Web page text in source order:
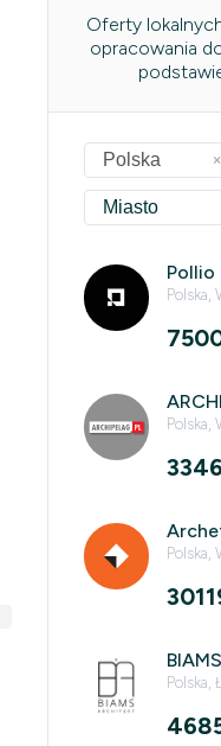
Oferty
opracowania
×
Polska
Miasto
Pollio
Polska,
Polska,
Polska,
BIAMS
Polska,